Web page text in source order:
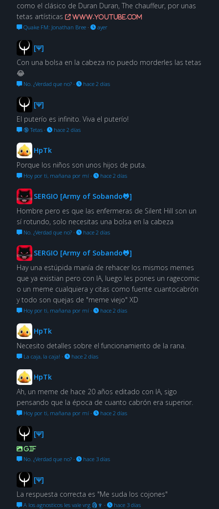
como el clásico de Duran Duran, The chauffeur, por unas
tetas artísticas
www.youtube.com
Quake FM: Jonathan Bree· ayer
[Ψ]
Con una bolsa en la cabeza no puedo morderles las tetas
😂
No. ¿Verdad que no?· hace 2 días
[Ψ]
El puterío es infinito. Viva el puterío!
🔞 Tetas· hace 2 días
HpTk
Porque los niños son unos hijos de puta.
Hoy por ti, mañana por mí· hace 2 días
SERGIO [Army of Sobando🐸]
Hombre pero es que las enfermeras de Silent Hill son un
sí rotundo, solo necesitas una bolsa en la cabeza
No. ¿Verdad que no?· hace 2 días
SERGIO [Army of Sobando🐸]
Hay una estúpida manía de rehacer los mismos memes
que ya existian pero con IA, luego les pones un ragecomic
o un meme cualquiera y citas como fuente cuantocabrón
y todo son quejas de "meme viejo" XD
Hoy por ti, mañana por mí· hace 2 días
HpTk
Necesito detalles sobre el funcionamiento de la rana.
La caja, la caja! · hace 2 días
HpTk
Ah, un meme de hace 20 años editado con IA, sigo
pensando que la época de cuanto cabrón era superior.
Hoy por ti, mañana por mí· hace 2 días
[Ψ]
GIF
No. ¿Verdad que no?· hace 3 días
[Ψ]
La respuesta correcta es "Me suda los cojones"
A los agnosticos les vale vrg 🗿🍷 · hace 3 días